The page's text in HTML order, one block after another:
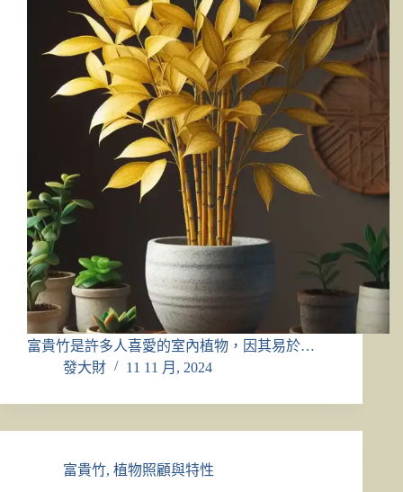
富貴竹是許多人喜愛的室內植物，因其易於…
發大財
11 11 月, 2024
富貴竹, 植物照顧與特性